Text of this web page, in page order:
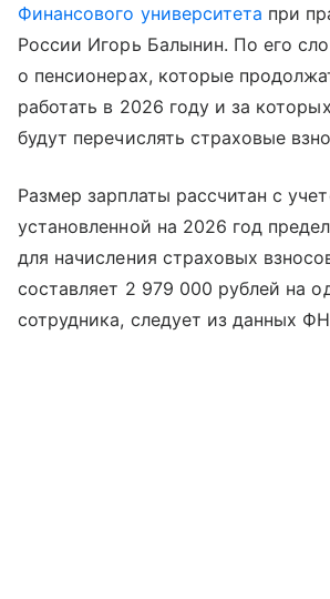
Финансового университета при
России Игорь Балынин. По его
о пенсионерах, которые
работать в 2026 году и за
будут перечислять страховые
Размер зарплаты рассчитан с
установленной на 2026 год
для начисления страховых
составляет 2 979 000 рублей на
сотрудника, следует из данных